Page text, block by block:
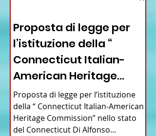
Proposta di legge per
l’istituzione della “
Connecticut Italian-
American Heritage
Commission” nello stato
del Connecticut
Proposta di legge per l’istituzione
della “ Connecticut Italian-American
Heritage Commission” nello stato
del Connecticut Di Alfonso...